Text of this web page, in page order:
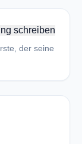
schreiben
der seine